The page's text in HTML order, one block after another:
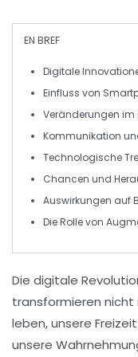
EN BREF
Digitale
Einfluss von
Veränderungen im
Kommunikation
Technologische
Chancen und
Auswirkungen auf
Die Rolle von
Die digitale
transformieren nicht
leben, unsere
unsere